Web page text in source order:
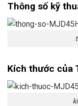
Thông số kỹ
Kích thước của